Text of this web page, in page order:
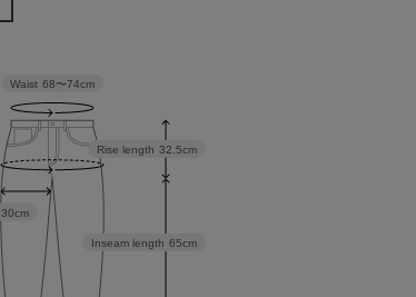
Inseam length 65cm
Rise length 32.5cm
30cm
Waist 68〜74cm